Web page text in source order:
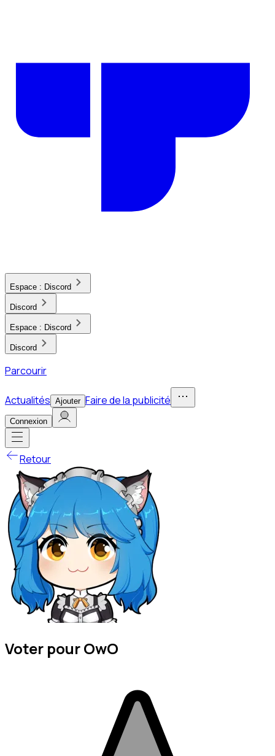
Espace : Discord
Discord
Espace : Discord
Discord
Parcourir
Actualités Ajouter Faire de la publicité
Connexion
Retour
Voter pour OwO